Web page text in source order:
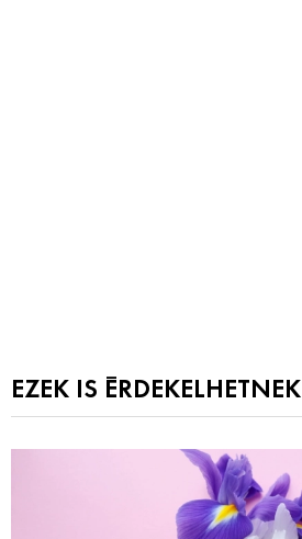
EZEK IS ÉRDEKELHETNEK